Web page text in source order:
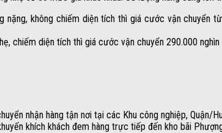
nặng, không chiếm diện tích thì giá cước vận
chiếm diện tích thì giá cước vận chuyển 290.000
nhận hàng tận nơi tại các Khu công nghiệp,
khích khách đem hàng trực tiếp đến kho bãi